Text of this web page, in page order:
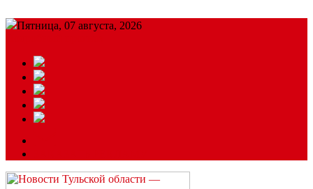
Пятница, 07 августа, 2026